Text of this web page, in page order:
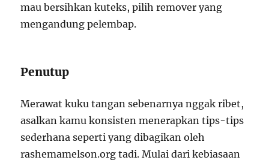
mau bersihkan kuteks, pilih remover yang
mengandung pelembap.
Penutup
Merawat kuku tangan sebenarnya nggak ribet,
asalkan kamu konsisten menerapkan tips-tips
sederhana seperti yang dibagikan oleh
rashemamelson.org tadi. Mulai dari kebiasaan